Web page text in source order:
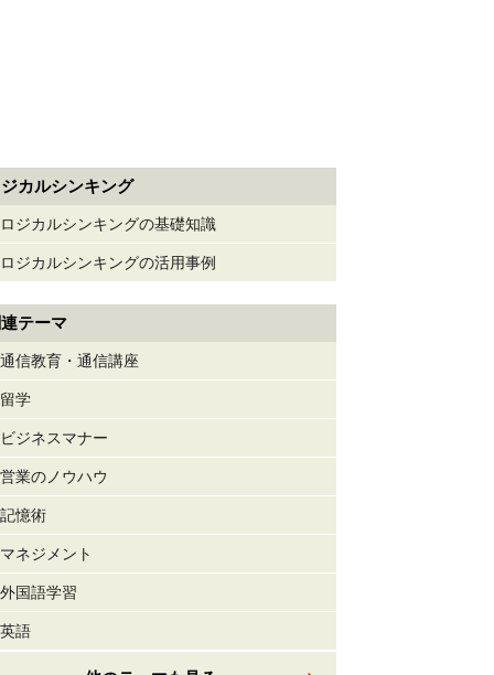
ジカルシンキング
ロジカルシンキングの基礎知識
ロジカルシンキングの活用事例
テーマ
通信教育・通信講座
留学
ビジネスマナー
営業のノウハウ
記憶術
マネジメント
外国語学習
英語